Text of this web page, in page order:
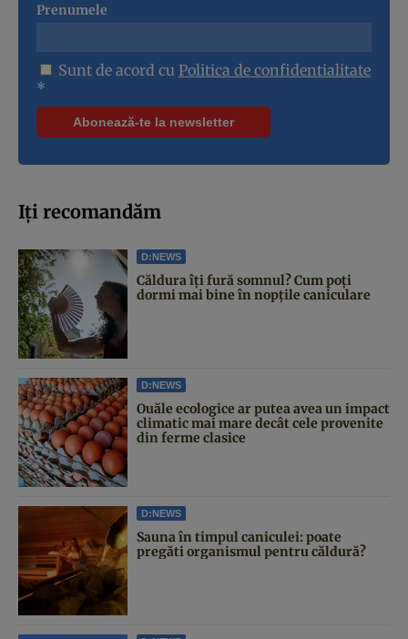
Prenumele
Sunt de acord cu Politica de confidentialitate
*
Iți recomandăm
D:NEWS
Căldura îți fură somnul? Cum poți
dormi mai bine în nopțile caniculare
D:NEWS
Ouăle ecologice ar putea avea un impact
climatic mai mare decât cele provenite
din ferme clasice
D:NEWS
Sauna în timpul caniculei: poate
pregăti organismul pentru căldură?